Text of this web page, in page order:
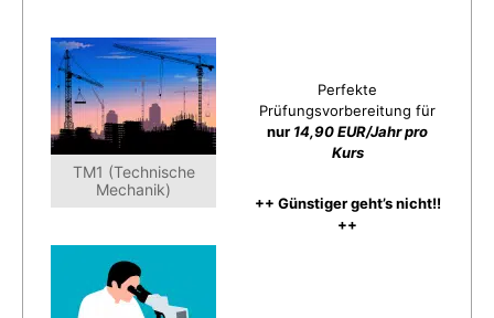
TM1 (Technische
Mechanik)
Perfekte
Prüfungsvorbereitung für
nur 14,90 EUR/Jahr pro
Kurs
++ Günstiger geht’s nicht!!
++